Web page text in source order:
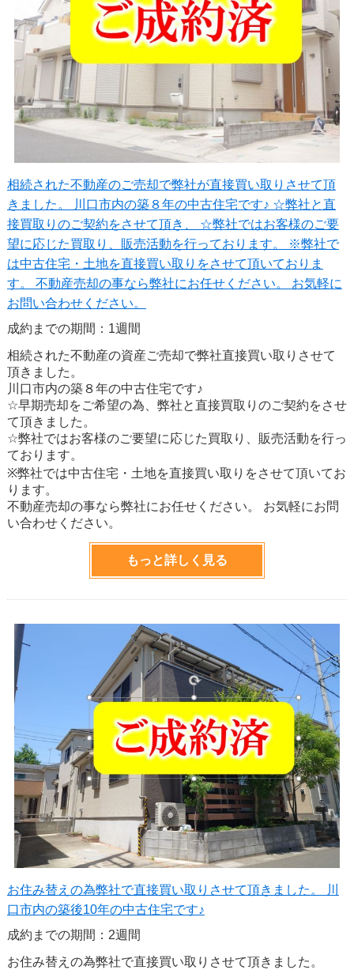
相続された不動産のご売却で弊社が直接買い取りさせて頂
きました。 川口市内の築８年の中古住宅です♪ ☆弊社と直
接買取りのご契約をさせて頂き、 ☆弊社ではお客様のご要
望に応じた買取り、販売活動を行っております。 ※弊社で
は中古住宅・土地を直接買い取りをさせて頂いておりま
す。 不動産売却の事なら弊社にお任せください。 お気軽に
お問い合わせください。
成約までの期間：1週間
相続された不動産の資産ご売却で弊社直接買い取りさせて
頂きました。
川口市内の築８年の中古住宅です♪
☆早期売却をご希望の為、弊社と直接買取りのご契約をさせ
て頂きました。
☆弊社ではお客様のご要望に応じた買取り、販売活動を行っ
ております。
※弊社では中古住宅・土地を直接買い取りをさせて頂いてお
ります。
不動産売却の事なら弊社にお任せください。 お気軽にお問
い合わせください。
もっと詳しく見る
お住み替えの為弊社で直接買い取りさせて頂きました。 川
口市内の築後10年の中古住宅です♪
成約までの期間：2週間
お住み替えの為弊社で直接買い取りさせて頂きました。